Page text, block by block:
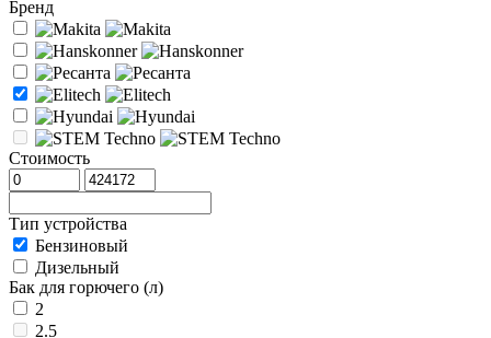
Бренд
Стоимость
Тип устройства
Бензиновый
Дизельный
Бак для горючего (л)
2
2.5